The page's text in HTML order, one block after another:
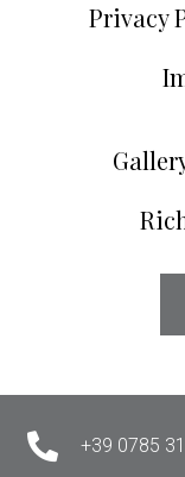
Privacy
+39 0785